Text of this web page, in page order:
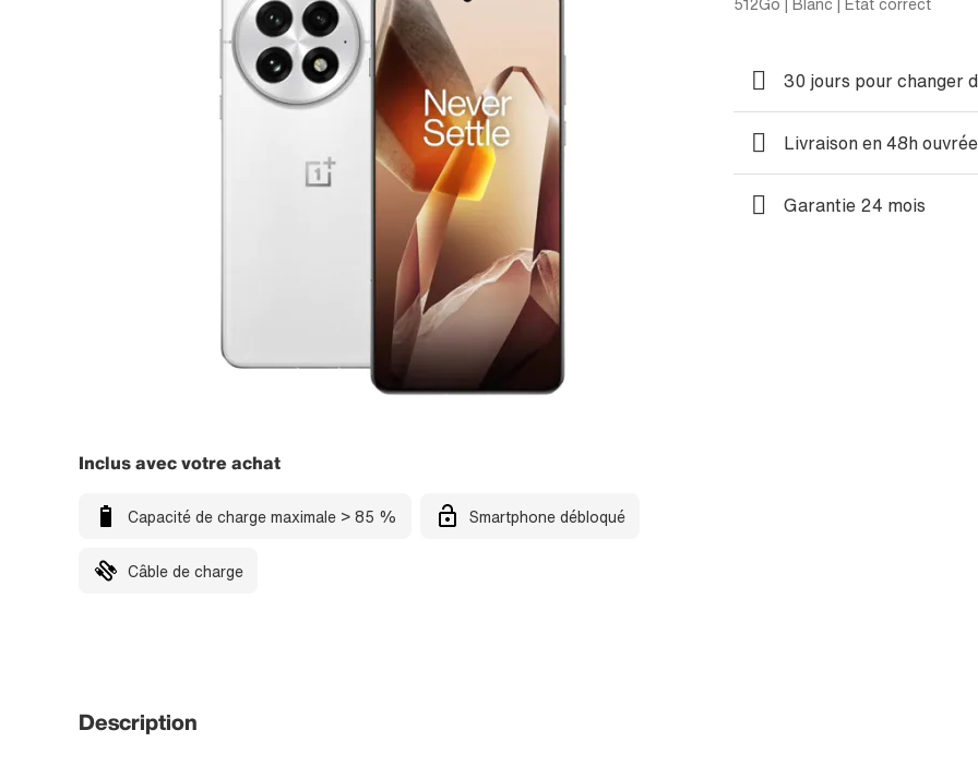
Inclus avec votre achat
Capacité de charge maximale > 85 % Smartphone débloqué
Câble de charge
30 jours pour changer
Livraison en 48h
Garantie 24 mois
Description